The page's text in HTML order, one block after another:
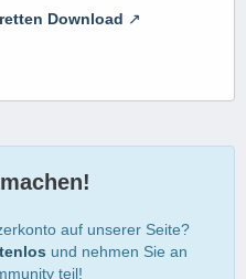
Download
auf unserer Seite?
und nehmen Sie an
teil!